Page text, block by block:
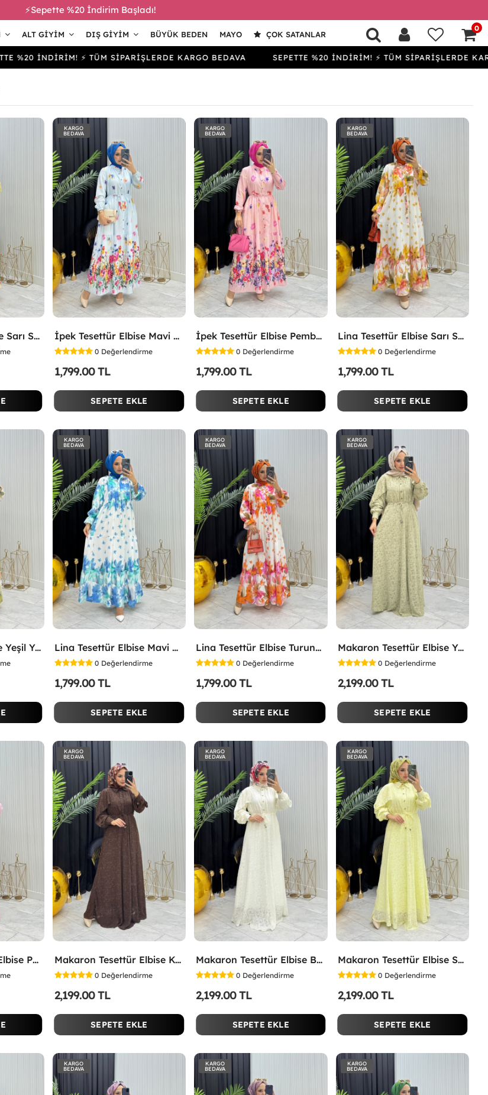
⚡Sepette %20 İndirim Başladı!
ALT GIYIM DIŞ GIYIM BÜYÜK BEDEN MAYO ÇOK SATANLAR
0
İNDİRİM! ⚡ TÜM SİPARİŞLERDE KARGO BEDAVA SEPETTE %20 İNDİRİM! ⚡ TÜM SİPARİŞLERDE KARGO
İpek Tesettür Elbise Sarı Sarı
KARGO
BEDAVA
İpek Tesettür Elbise Mavi Mavi
0 Değerlendirme
1,799.00 TL
SEPETE EKLE
KARGO
BEDAVA
İpek Tesettür Elbise Pembe Pembe
0 Değerlendirme
1,799.00 TL
SEPETE EKLE
KARGO
BEDAVA
Lina Tesettür Elbise Sarı Sarı
0 Değerlendirme
1,799.00 TL
SEPETE EKLE
Lina Tesettür Elbise Yeşil Yeşil
KARGO
BEDAVA
Lina Tesettür Elbise Mavi Mavi
0 Değerlendirme
1,799.00 TL
SEPETE EKLE
KARGO
BEDAVA
Lina Tesettür Elbise Turuncu Turuncu
0 Değerlendirme
1,799.00 TL
SEPETE EKLE
KARGO
BEDAVA
Makaron Tesettür Elbise Yeşil Yeşil
0 Değerlendirme
2,199.00 TL
SEPETE EKLE
Makaron Tesettür Elbise Pembe Pembe
KARGO
BEDAVA
Makaron Tesettür Elbise Kahverengi Kahverengi
0 Değerlendirme
2,199.00 TL
SEPETE EKLE
KARGO
BEDAVA
Makaron Tesettür Elbise Beyaz Beyaz
0 Değerlendirme
2,199.00 TL
SEPETE EKLE
KARGO
BEDAVA
Makaron Tesettür Elbise Sarı Sarı
0 Değerlendirme
2,199.00 TL
SEPETE EKLE
KARGO
BEDAVA
KARGO
BEDAVA
KARGO
BEDAVA